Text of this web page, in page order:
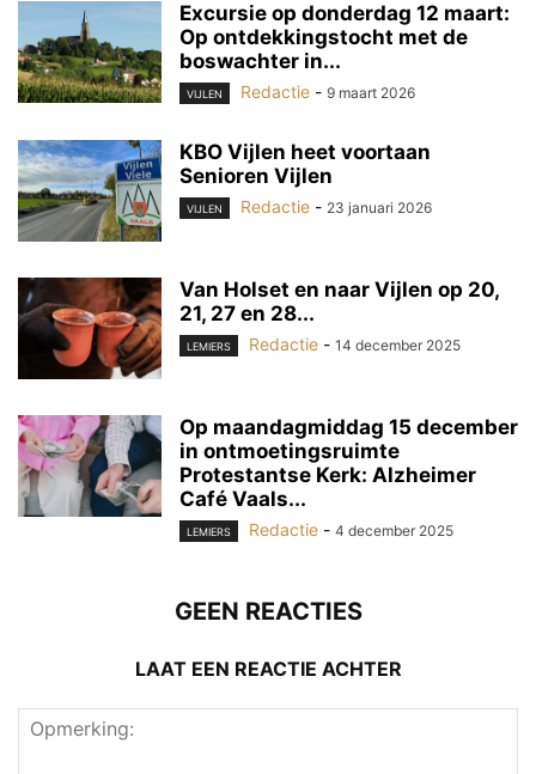
Excursie op donderdag 12 maart:
Op ontdekkingstocht met de
boswachter in...
VIJLEN Redactie - 9 maart 2026
KBO Vijlen heet voortaan
Senioren Vijlen
VIJLEN Redactie - 23 januari 2026
Van Holset en naar Vijlen op 20,
21, 27 en 28...
LEMIERS Redactie - 14 december 2025
Op maandagmiddag 15 december
in ontmoetingsruimte
Protestantse Kerk: Alzheimer
Café Vaals...
LEMIERS Redactie - 4 december 2025
GEEN REACTIES
LAAT EEN REACTIE ACHTER